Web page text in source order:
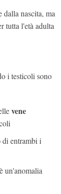
nascita, ma
tutta l'età adulta
i testicoli sono
vene
di entrambi i
un'anomalia